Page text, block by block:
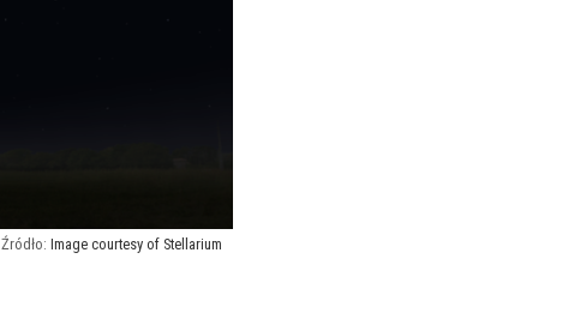
Image courtesy of Stellarium